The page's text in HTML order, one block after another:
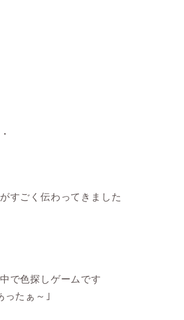
すごく伝わってきました
で色探しゲームです
ったぁ～｣